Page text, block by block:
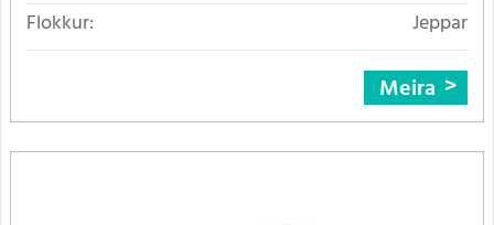
Flokkur:
Jeppar
Meira